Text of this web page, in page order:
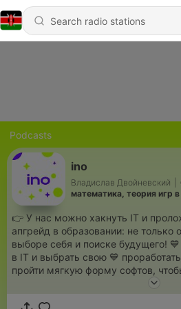
Podcasts
ino
Владислав Двойневский
математика, теория игр в
👉 У нас можно хакнуть IT и проложить
апгрейд в образовании: не только
выборе себя и поиске будущего! 💙 опробовать профессию
в IT и выбрать свою 💙
пройти мягкую форму софтов,
проработать инженерные харды Программирование,